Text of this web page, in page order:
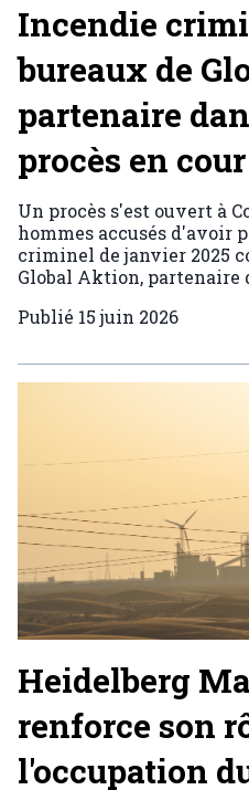
Incendie
bureaux de
partenaire
procès en cour
Un procès s'est ouvert à
hommes accusés d'avoir
criminel de janvier 2025
Global Aktion, partenaire
Publié 15 juin 2026
Heidelberg
renforce son
l'occupation